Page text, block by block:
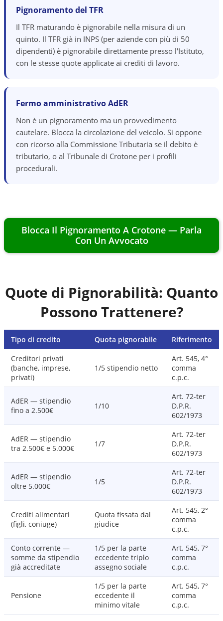
Pignoramento del TFR
Il TFR maturando è pignorabile nella misura di un
quinto. Il TFR già in INPS (per aziende con più di 50
dipendenti) è pignorabile direttamente presso l'Istituto,
con le stesse quote applicate ai crediti di lavoro.
Fermo amministrativo AdER
Non è un pignoramento ma un provvedimento
cautelare. Blocca la circolazione del veicolo. Si oppone
con ricorso alla Commissione Tributaria se il debito è
tributario, o al Tribunale di Crotone per i profili
procedurali.
Blocca Il Pignoramento A Crotone — Parla
Con Un Avvocato
Quote di Pignorabilità: Quanto
Possono Trattenere?
Tipo di credito Quota pignorabile
Riferimento
Creditori privati
(banche, imprese,
privati)
1/5 stipendio netto
Art. 545, 4°
comma
c.p.c.
AdER — stipendio
fino a 2.500€
1/10
Art. 72-ter
D.P.R.
602/1973
AdER — stipendio
tra 2.500€ e 5.000€
1/7
Art. 72-ter
D.P.R.
602/1973
AdER — stipendio
oltre 5.000€
1/5
Art. 72-ter
D.P.R.
602/1973
Crediti alimentari
(figli, coniuge)
Quota fissata dal
giudice
Art. 545, 2°
comma
c.p.c.
Conto corrente —
somme da stipendio
già accreditate
1/5 per la parte
eccedente triplo
assegno sociale
Art. 545, 7°
comma
c.p.c.
Pensione
1/5 per la parte
eccedente il
minimo vitale
Art. 545, 7°
comma
c.p.c.